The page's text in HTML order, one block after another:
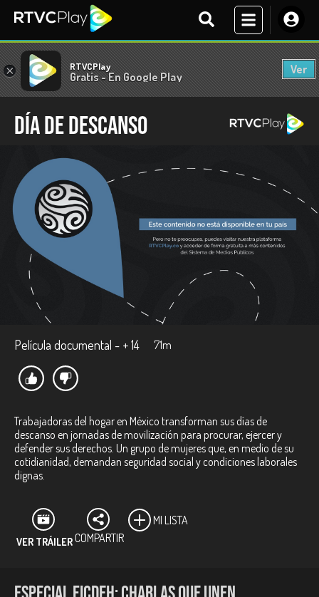
× RTVCPlay
Gratis - En Google Play
Ver
Día de descanso
Película documental - + 14 71m
Trabajadoras del hogar en México transforman sus días de
descanso en jornadas de movilización para procurar, ejercer y
defender sus derechos. Un grupo de mujeres que, en medio de su
cotidianidad, demandan seguridad social y condiciones laborales
dignas.
VER TRÁILERCOMPARTIR
MI LISTA